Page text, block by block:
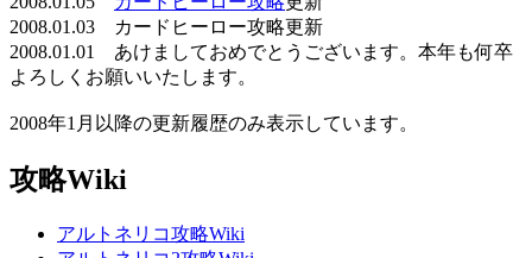
2008.01.03 カードヒーロー攻略更新
2008.01.01 あけましておめでとうございます。本年も何卒
よろしくお願いいたします。
2008年1月以降の更新履歴のみ表示しています。
攻略Wiki
アルトネリコ攻略Wiki